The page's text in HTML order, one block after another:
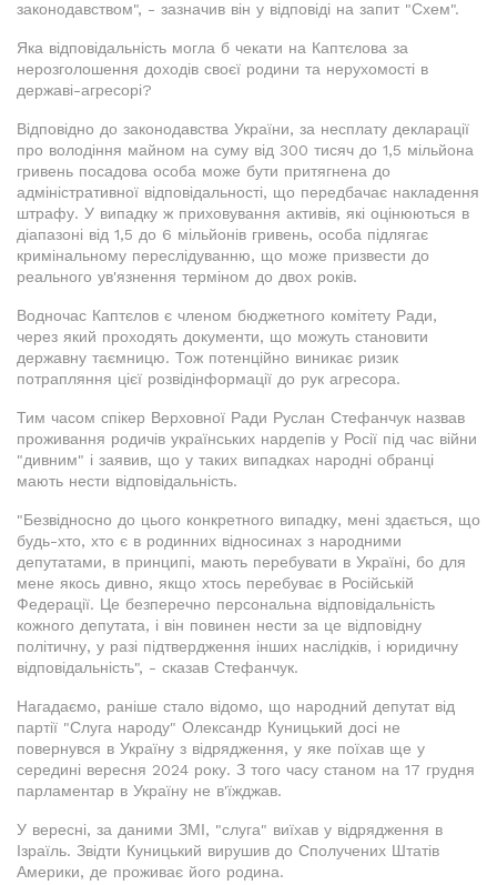
законодавством", - зазначив він у відповіді на запит "Схем".
Яка відповідальність могла б чекати на Каптєлова за
нерозголошення доходів своєї родини та нерухомості в
державі-агресорі?
Відповідно до законодавства України, за несплату декларації
про володіння майном на суму від 300 тисяч до 1,5 мільйона
гривень посадова особа може бути притягнена до
адміністративної відповідальності, що передбачає накладення
штрафу. У випадку ж приховування активів, які оцінюються в
діапазоні від 1,5 до 6 мільйонів гривень, особа підлягає
кримінальному переслідуванню, що може призвести до
реального ув'язнення терміном до двох років.
Водночас Каптєлов є членом бюджетного комітету Ради,
через який проходять документи, що можуть становити
державну таємницю. Тож потенційно виникає ризик
потрапляння цієї розвідінформації до рук агресора.
Тим часом спікер Верховної Ради Руслан Стефанчук назвав
проживання родичів українських нардепів у Росії під час війни
"дивним" і заявив, що у таких випадках народні обранці
мають нести відповідальність.
"Безвідносно до цього конкретного випадку, мені здається, що
будь-хто, хто є в родинних відносинах з народними
депутатами, в принципі, мають перебувати в Україні, бо для
мене якось дивно, якщо хтось перебуває в Російській
Федерації. Це безперечно персональна відповідальність
кожного депутата, і він повинен нести за це відповідну
політичну, у разі підтвердження інших наслідків, і юридичну
відповідальність", - сказав Стефанчук.
Нагадаємо, раніше стало відомо, що народний депутат від
партії "Слуга народу" Олександр Куницький досі не
повернувся в Україну з відрядження, у яке поїхав ще у
середині вересня 2024 року. З того часу станом на 17 грудня
парламентар в Україну не в'їжджав.
У вересні, за даними ЗМІ, "слуга" виїхав у відрядження в
Ізраїль. Звідти Куницький вирушив до Сполучених Штатів
Америки, де проживає його родина.